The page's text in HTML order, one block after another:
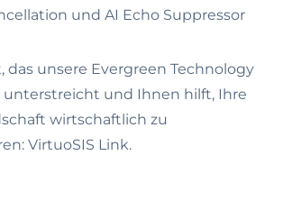
und AI Echo Suppressor
das unsere Evergreen Technology
unterstreicht und Ihnen hilft, Ihre
wirtschaftlich zu
VirtuoSIS Link.